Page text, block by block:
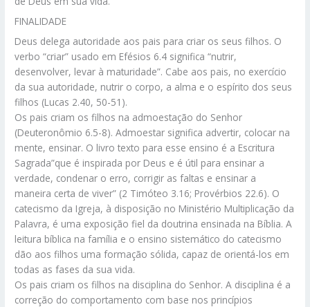
FINALIDADE
Deus delega autoridade aos pais para criar os seus filhos. O
verbo “criar” usado em Efésios 6.4 significa “nutrir,
desenvolver, levar à maturidade”. Cabe aos pais, no exercício
da sua autoridade, nutrir o corpo, a alma e o espírito dos seus
filhos (Lucas 2.40, 50-51).
Os pais criam os filhos na admoestação do Senhor
(Deuteronômio 6.5-8). Admoestar significa advertir, colocar na
mente, ensinar. O livro texto para esse ensino é a Escritura
Sagrada”que é inspirada por Deus e é útil para ensinar a
verdade, condenar o erro, corrigir as faltas e ensinar a
maneira certa de viver” (2 Timóteo 3.16; Provérbios 22.6). O
catecismo da Igreja, à disposição no Ministério Multiplicação da
Palavra, é uma exposição fiel da doutrina ensinada na Bíblia. A
leitura bíblica na família e o ensino sistemático do catecismo
dão aos filhos uma formação sólida, capaz de orientá-los em
todas as fases da sua vida.
Os pais criam os filhos na disciplina do Senhor. A disciplina é a
correção do comportamento com base nos princípios